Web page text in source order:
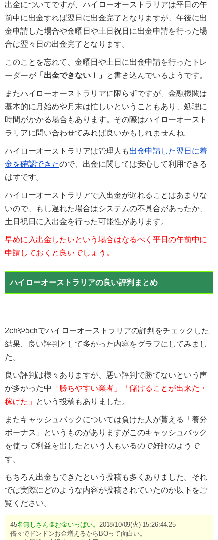
出金についてですが、ハイローオーストラリアは平日の午
前中に出金すれば翌日に出金完了となりますが、午後に出
金申請した場合や金曜日や土日祝日に出金申請を行った場
合は翌々日の出金完了となります。
このことを忘れて、金曜日や土日に出金申請を行ったトレ
ーダーが 「出金できない！」 と書き込んでいるようです。
またハイローオーストラリアに限らずですが、金融機関は
基本的に月始めや月末は忙しいということもあり、処理に
時間がかかる場合もあります。その際はハイローオースト
ラリアに問い合わせてみれば良いかもしれませんね。
ハイローオーストラリアは管理人も出金申請した翌日に着
金を確認できたので、出金に関しては安心して利用できる
はずです。
ハイローオーストラリアで入出金が遅れることはあまりな
いので、もし遅れた場合はシステムの不具合があったか、
土日祝日に入出金を行った可能性があります。
早めに入出金したいという場合はなるべく平日の午前中に
申請しておくと良いでしょう。
ハイローオーストラリアの良い評判まとめ
2chや5chでハイローオーストラリアの評判をチェックした
結果、良い評判として多かった内容をグラフにしてみまし
た。
良い評判は様々ありますが、悪い評判で勝てないという声
が多かった中
「勝ちやすい業者」「儲けることが出来た・
稼げた」
という投稿もありました。
またキャッシュバックについては負けた人が貰える「養分
ボーナス」というものがありますがこのキャッシュバック
を使って利益を出したという人もいるので好評のようで
す。
もちろん出金もできたという投稿も多くありました。それ
では実際にどのような内容が投稿されていたのか以下をご
覧ください。
45名無しさん＠お金いっぱい。 2018/10/09(火) 15:26:44.25
倍々でドンドンお金増えるからBOって面白い。